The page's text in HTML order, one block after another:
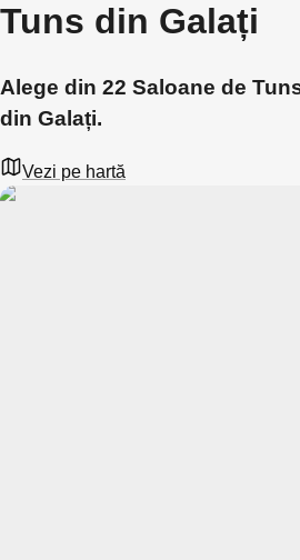
Tuns din Galați
Alege din 22 Saloane de
din Galați.
Vezi pe hartă